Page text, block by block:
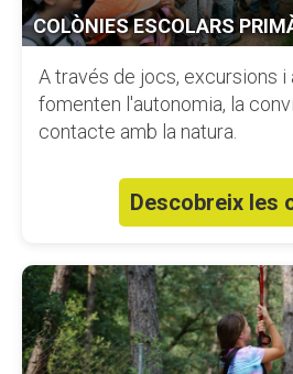
COLÒNIES ESCOLARS
A través de jocs, excursions
fomenten l'autonomia, la
contacte amb la natura.
Descobreix les